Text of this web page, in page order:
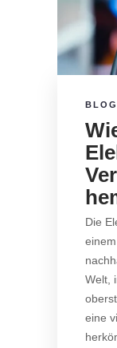
BLOG
Die
Welt,
eine